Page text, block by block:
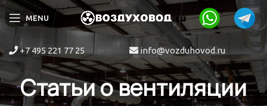
MENU
+7 495 221 77 25 info@vozduhovod.ru
Статьи о вентиляции